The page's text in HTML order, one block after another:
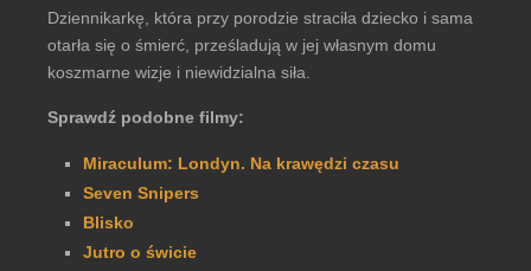
Dziennikarkę, która przy porodzie straciła dziecko i sama
otarła się o śmierć, prześladują w jej własnym domu
koszmarne wizje i niewidzialna siła.
Sprawdź podobne filmy:
Miraculum: Londyn. Na krawędzi czasu
Seven Snipers
Blisko
Jutro o świcie